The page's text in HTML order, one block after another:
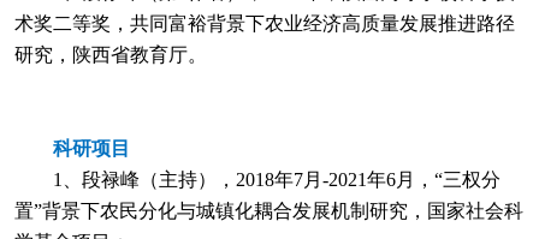
术奖二等奖，共同富裕背景下农业经济高质量发展推进路径
研究，陕西省教育厅。
科研项目
1、段禄峰（主持），2018年7月-2021年6月，“三权分
置”背景下农民分化与城镇化耦合发展机制研究，国家社会科